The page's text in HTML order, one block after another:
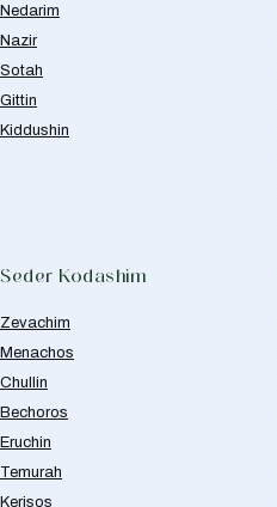
Nedarim
Nazir
Sotah
Gittin
Kiddushin
Seder Kodashim
Zevachim
Menachos
Chullin
Bechoros
Eruchin
Temurah
Kerisos